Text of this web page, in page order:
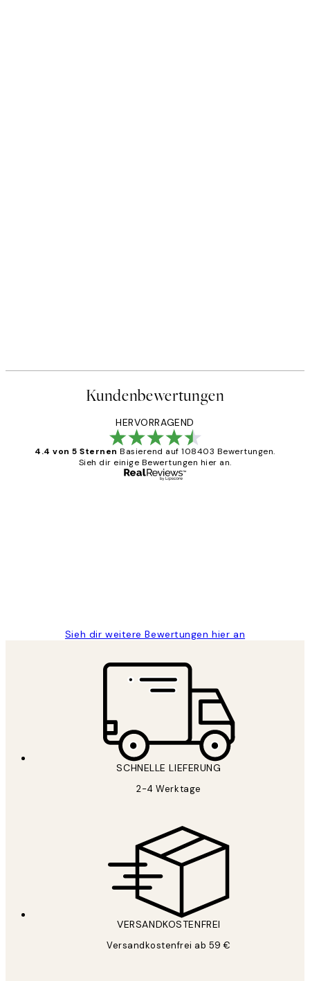
Kundenbewertungen
HERVORRAGEND
4.4 von 5 Sternen Basierend auf 108403 Bewertungen.
Sieh dir einige Bewertungen hier an.
Sieh dir weitere Bewertungen hier an
SCHNELLE LIEFERUNG
2-4 Werktage
VERSANDKOSTENFREI
Versandkostenfrei ab 59 €